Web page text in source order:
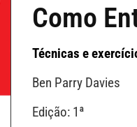
Como
Técnicas e
Ben Parry Davies
Edição: 1ª